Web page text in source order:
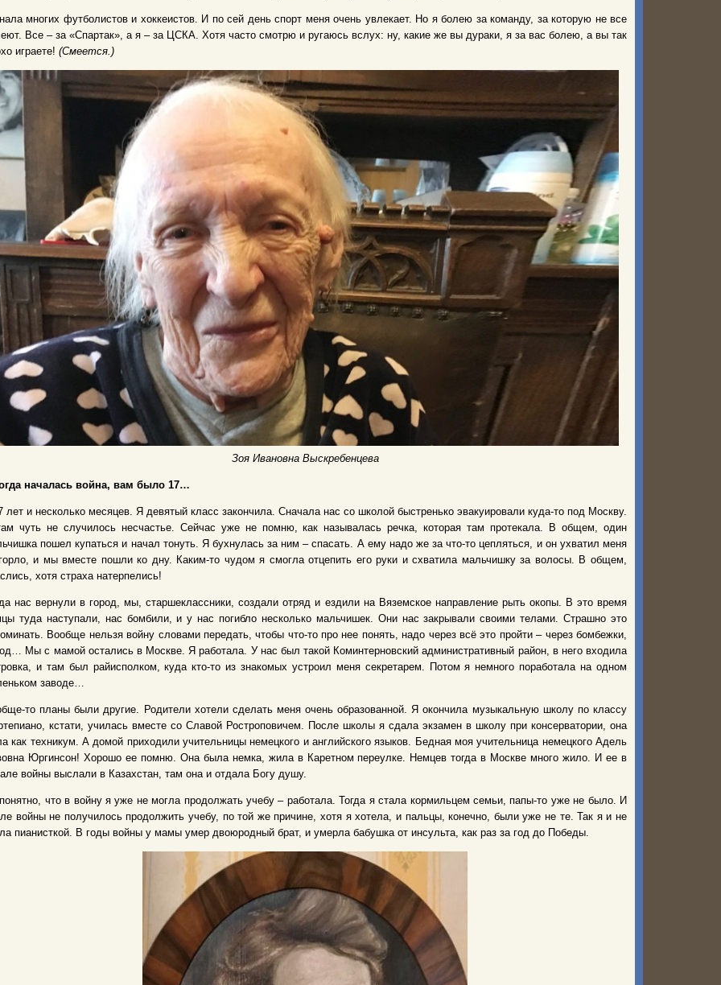
многих футболистов и хоккеистов. И по сей день спорт меня очень увлекает. Но я болею за команду, за которую не все
Все – за «Спартак», а я – за ЦСКА. Хотя часто смотрю и ругаюсь вслух: ну, какие же вы дураки, я за вас болею, а вы так
играете! (Смеется.)
Зоя Ивановна Выскребенцева
началась война, вам было 17…
лет и несколько месяцев. Я девятый класс закончила. Сначала нас со школой быстренько эвакуировали куда-то под Москву.
чуть не случилось несчастье. Сейчас уже не помню, как называлась речка, которая там протекала. В общем, один
пошел купаться и начал тонуть. Я бухнулась за ним – спасать. А ему надо же за что-то цепляться, и он ухватил меня
и мы вместе пошли ко дну. Каким-то чудом я смогла отцепить его руки и схватила мальчишку за волосы. В общем,
хотя страха натерпелись!
нас вернули в город, мы, старшеклассники, создали отряд и ездили на Вяземское направление рыть окопы. В это время
туда наступали, нас бомбили, и у нас погибло несколько мальчишек. Они нас закрывали своими телами. Страшно это
Вообще нельзя войну словами передать, чтобы что-то про нее понять, надо через всё это пройти – через бомбежки,
Мы с мамой остались в Москве. Я работала. У нас был такой Коминтерновский административный район, в него входила
и там был райисполком, куда кто-то из знакомых устроил меня секретарем. Потом я немного поработала на одном
заводе…
то планы были другие. Родители хотели сделать меня очень образованной. Я окончила музыкальную школу по классу
кстати, училась вместе со Славой Ростроповичем. После школы я сдала экзамен в школу при консерватории, она
как техникум. А домой приходили учительницы немецкого и английского языков. Бедная моя учительница немецкого Адель
Юргинсон! Хорошо ее помню. Она была немка, жила в Каретном переулке. Немцев тогда в Москве много жило. И ее в
войны выслали в Казахстан, там она и отдала Богу душу.
что в войну я уже не могла продолжать учебу – работала. Тогда я стала кормильцем семьи, папы-то уже не было. И
войны не получилось продолжить учебу, по той же причине, хотя я хотела, и пальцы, конечно, были уже не те. Так я и не
пианисткой. В годы войны у мамы умер двоюродный брат, и умерла бабушка от инсульта, как раз за год до Победы.